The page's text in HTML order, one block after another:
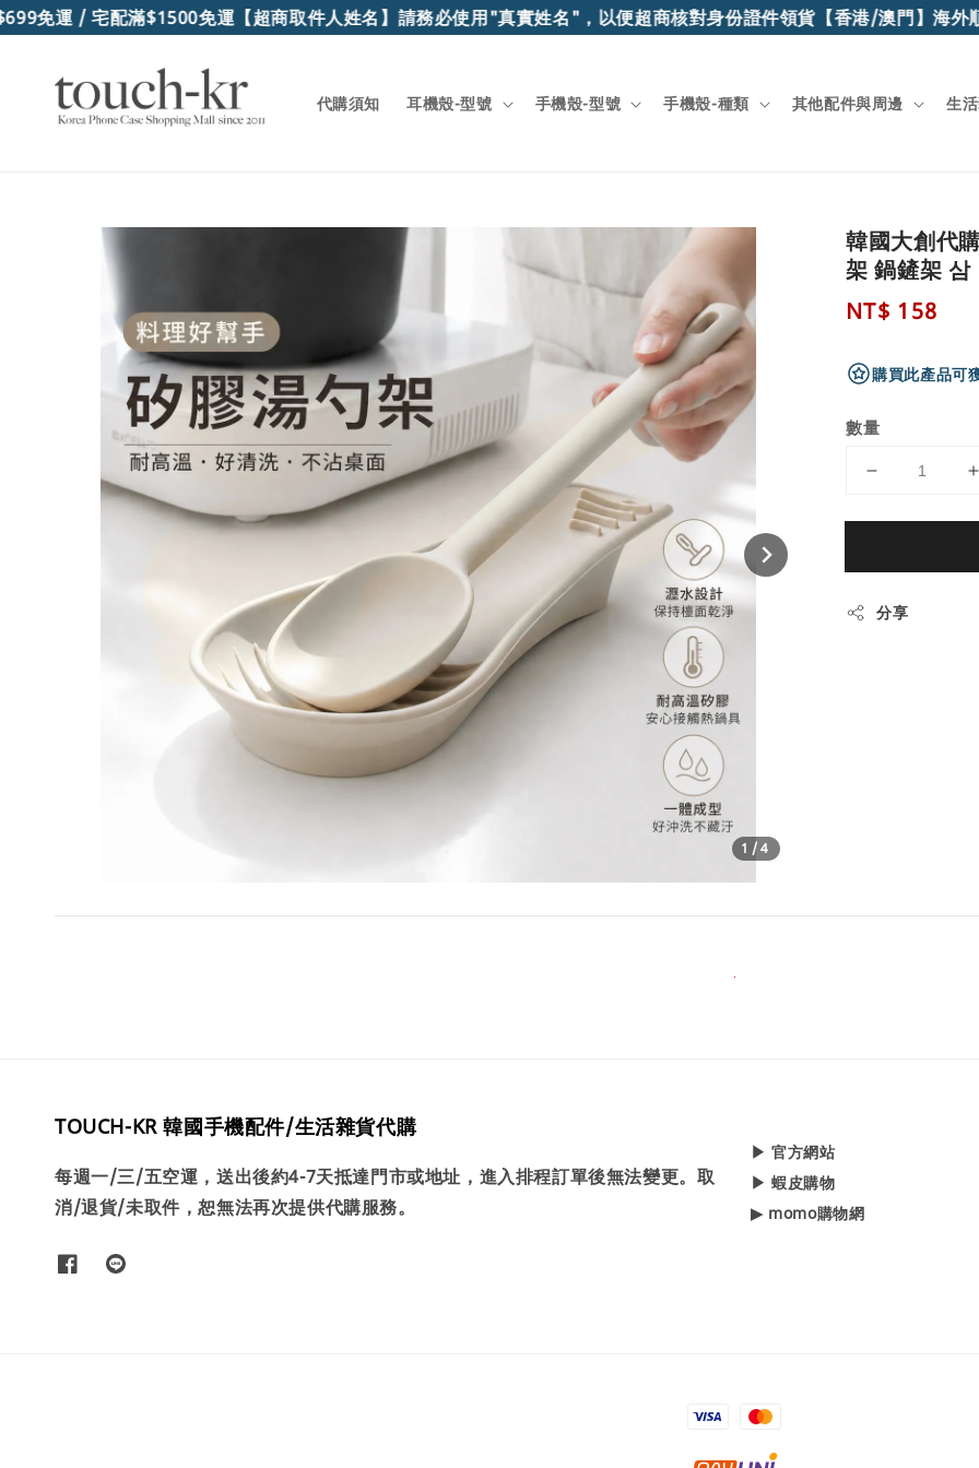
免運 / 宅配滿$1500免運【超商取件人姓名】請務必使用"真實姓名"，以便超商核對身份證件領貨【香港/澳門】海外
代購須知 耳機殼-型號 手機殼-型號 手機殼-種類 其他配件與周邊 生
1 /4
韓國大創代
架 鍋鏟架 삼
Regular
NT$ 158
購買此產品可
數量
分享
TOUCH-KR 韓國手機配件/生活雜貨代購
每週一/三/五空運，送出後約4-7天抵達門市或地址，進入排程訂單後無法變更。取
消/退貨/未取件，恕無法再次提供代購服務。
▶ 官方網站
▶ 蝦皮購物
▶ momo購物網